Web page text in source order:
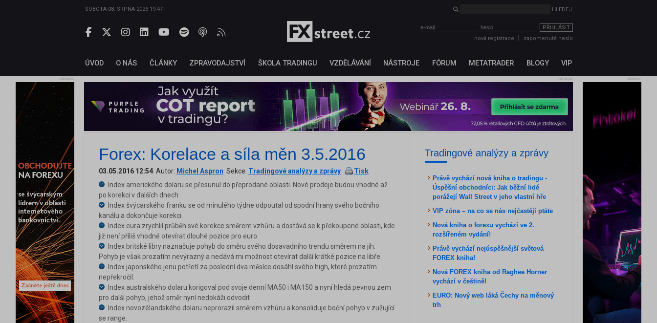
SOBOTA 08. SRPNA 2026 19:47 HLEDEJ
PŘIHLÁSIT
nová registrace
zapomenuté heslo
ÚVOD O NÁS ČLÁNKY ZPRAVODAJSTVÍ ŠKOLA TRADINGU VZDĚLÁVÁNÍ NÁSTROJE FÓRUM METATRADER BLOGY VIP
reklama reklama
reklama
Forex: Korelace a síla měn 3.5.2016
03.05.2016 12:54 Autor: Michel Aspron Sekce: Tradingové analýzy a zprávy
Tisk
Index amerického dolaru se přesunul do přeprodané oblasti. Nové prodeje budou vhodné až
po korekci v dalších dnech.
Index švýcarského franku se od minulého týdne odpoutal od spodní hrany svého bočního
kanálu a dokončuje korekci.
Index eura zrychlil průběh své korekce směrem vzhůru a dostává se k překoupené oblasti, kde
již není příliš vhodné otevírat dlouhé pozice pro euro.
Index britské libry naznačuje pohyb do směru svého dosavadního trendu směrem na jih.
Pohyb je však prozatím nevýrazný a nedává mi možnost otevírat další krátké pozice na libře.
Index japonského jenu potřetí za poslední dva měsíce dosáhl svého high, které prozatím
nepřekročil.
Index australského dolaru korigoval pod svoje denní MA50 i MA150 a nyní hledá pevnou zem
pro další pohyb, jehož směr nyní nedokáži odvodit
Index novozélandského dolaru neprorazil směrem vzhůru a konsoliduje boční pohyb v zužující
se range.
Tradingové analýzy a zprávy
Právě vychází nová kniha o tradingu -
Úspěšní obchodníci: Jak běžní lidé
porážejí Wall Street v jeho vlastní hře
VIP zóna – na co se nás nejčastěji ptáte
Nová kniha o forexu vychází ve 2.
rozšířeném vydání!
Právě vychází nejúspěšnější světová
FOREX kniha!
Nová FOREX kniha od Raghee Horner
vychází v češtině!
EURO: Nový web láká Čechy na měnový
trh